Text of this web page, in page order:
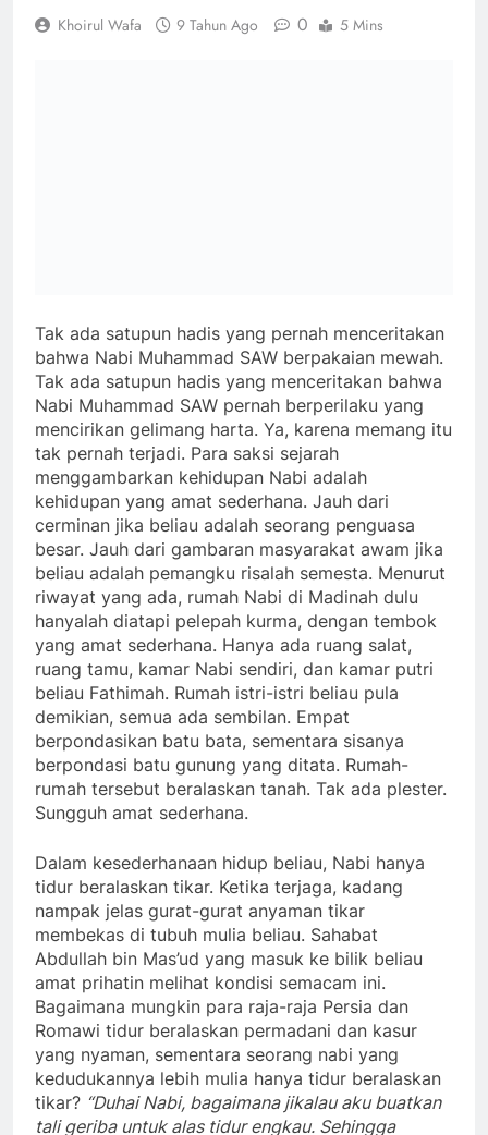
Khoirul Wafa 9 Tahun Ago 0 5 Mins
beliau adalah pemangku risalah semesta. Menurut
riwayat yang ada, rumah Nabi di Madinah dulu
hanyalah diatapi pelepah kurma, dengan tembok
yang amat sederhana. Hanya ada ruang salat,
ruang tamu, kamar Nabi sendiri, dan kamar putri
beliau Fathimah. Rumah istri-istri beliau pula
demikian, semua ada sembilan. Empat
berpondasikan batu bata, sementara sisanya
berpondasi batu gunung yang ditata. Rumah-
rumah tersebut beralaskan tanah. Tak ada plester.
Sungguh amat sederhana.
Dalam kesederhanaan hidup beliau, Nabi hanya
tidur beralaskan tikar. Ketika terjaga, kadang
nampak jelas gurat-gurat anyaman tikar
membekas di tubuh mulia beliau. Sahabat
Abdullah bin Mas’ud yang masuk ke bilik beliau
amat prihatin melihat kondisi semacam ini.
Bagaimana mungkin para raja-raja Persia dan
Romawi tidur beralaskan permadani dan kasur
yang nyaman, sementara seorang nabi yang
tikar? “Duhai Nabi, bagaimana jikalau aku buatkan
tali geriba untuk alas tidur engkau. Sehingga
tubuhmu terlindung dari tikar ini?”Pinta sahabat
Ibn Mas’ud.
Tapi apa jawab Nabi sungguh menggetarkan hati.
Beliau sama sekali tak terfikirkan untuk melakukan
itu.“Dunia tak ada apa-apanya bagiku. Aku
hanyalah seperti seorang penunggang berteduh
dibawah pohon. Yang sebentar berlalu
meninggalkan pohon itu.”